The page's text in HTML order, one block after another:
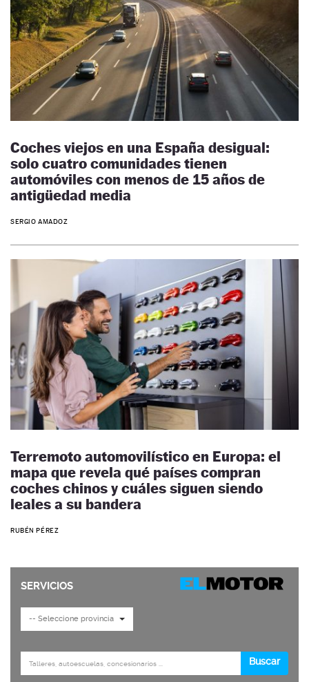
Coches viejos en una España desigual:
solo cuatro comunidades tienen
automóviles con menos de 15 años de
antigüedad media
SERGIO AMADOZ
Terremoto automovilístico en Europa: el
mapa que revela qué países compran
coches chinos y cuáles siguen siendo
leales a su bandera
RUBÉN PÉREZ